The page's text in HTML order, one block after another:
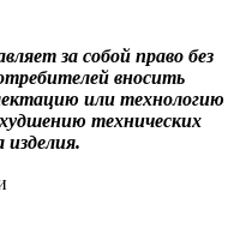
за собой право без
вносить
или технологию
технических
изделия.